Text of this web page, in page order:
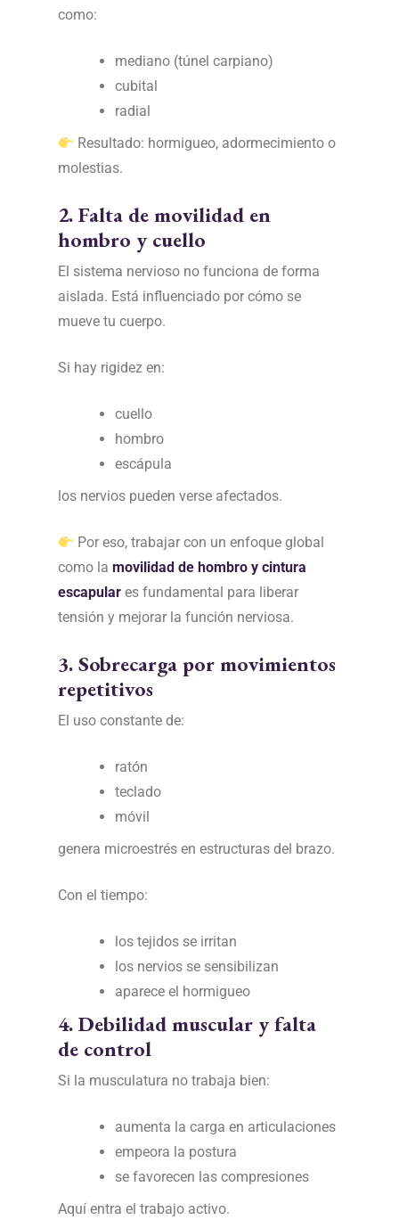
como:
mediano (túnel carpiano)
cubital
radial
Resultado: hormigueo, adormecimiento o
molestias.
2. Falta de movilidad en
hombro y cuello
El sistema nervioso no funciona de forma
aislada. Está influenciado por cómo se
mueve tu cuerpo.
Si hay rigidez en:
cuello
hombro
escápula
los nervios pueden verse afectados.
Por eso, trabajar con un enfoque global
como la movilidad de hombro y cintura
escapular es fundamental para liberar
tensión y mejorar la función nerviosa.
3. Sobrecarga por movimientos
repetitivos
El uso constante de:
ratón
teclado
móvil
genera microestrés en estructuras del brazo.
Con el tiempo:
los tejidos se irritan
los nervios se sensibilizan
aparece el hormigueo
4. Debilidad muscular y falta
de control
Si la musculatura no trabaja bien:
aumenta la carga en articulaciones
empeora la postura
se favorecen las compresiones
Aquí entra el trabajo activo.